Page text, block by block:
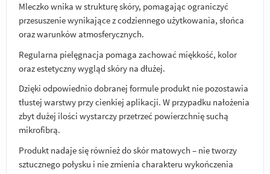
Mleczko wnika w strukturę skóry, pomagając ograniczyć
przesuszenie wynikające z codziennego użytkowania, słońca
oraz warunków atmosferycznych.
Regularna pielęgnacja pomaga zachować miękkość, kolor
oraz estetyczny wygląd skóry na dłużej.
Dzięki odpowiednio dobranej formule produkt nie pozostawia
tłustej warstwy przy cienkiej aplikacji. W przypadku nałożenia
zbyt dużej ilości wystarczy przetrzeć powierzchnię suchą
mikrofibrą.
Produkt nadaje się również do skór matowych – nie tworzy
sztucznego połysku i nie zmienia charakteru wykończenia